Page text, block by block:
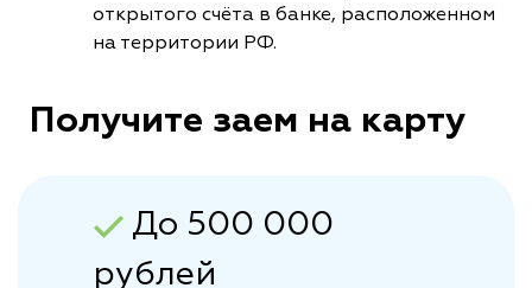
открытого счёта в банке, расположенном
на территории РФ.
Получите заем на карту
До 500 000
рублей